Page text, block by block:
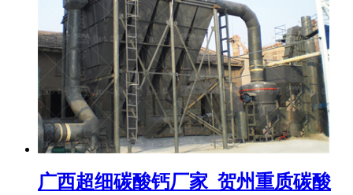
广西超细碳酸钙厂家_贺州重质碳酸